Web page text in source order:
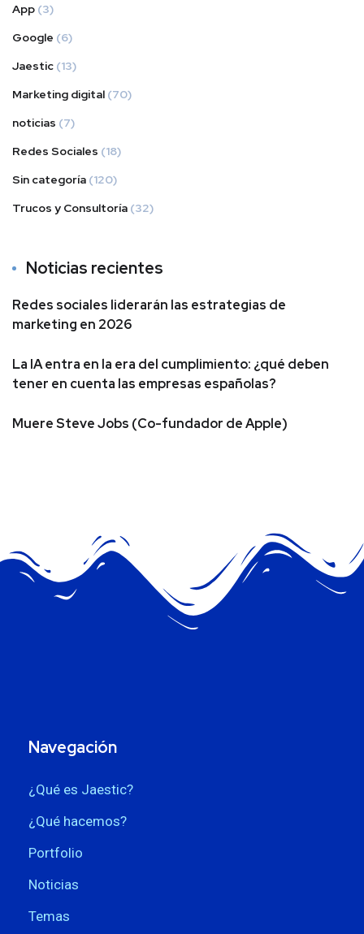
App (3)
Google (6)
Jaestic (13)
Marketing digital (70)
noticias (7)
Redes Sociales (18)
Sin categoría (120)
Trucos y Consultoría (32)
Noticias recientes
Redes sociales liderarán las estrategias de
marketing en 2026
La IA entra en la era del cumplimiento: ¿qué deben
tener en cuenta las empresas españolas?
Muere Steve Jobs (Co-fundador de Apple)
Navegación
¿Qué es Jaestic?
¿Qué hacemos?
Portfolio
Noticias
Temas